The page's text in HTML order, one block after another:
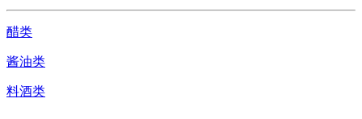
醋类
酱油类
料酒类